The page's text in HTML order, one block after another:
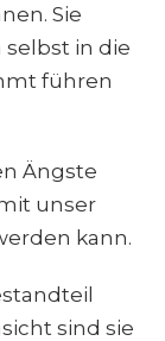
Sie
selbst in die
führen
Ängste
unser
kann.
sind sie